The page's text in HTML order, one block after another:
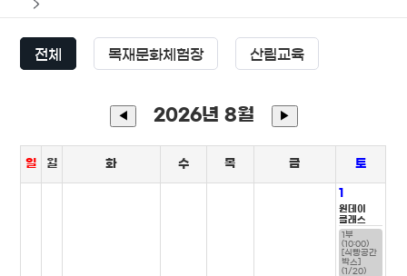
전체 목재문화체험장 산림교육
◀ 2026년 8월 ▶
일 월 화 수 목 금 토
1
원데이
클래스
1부
(10:00)
[식빵공간
박스]
(1/20)